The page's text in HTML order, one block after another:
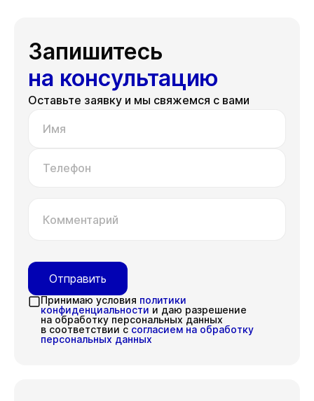
Запишитесь
на консультацию
Оставьте заявку и мы свяжемся с вами
Имя
Телефон
Комментарий
Принимаю условия политики
конфиденциальности и даю разрешение
на обработку персональных данных
в соответствии с согласием на обработку
персональных данных
Отправить